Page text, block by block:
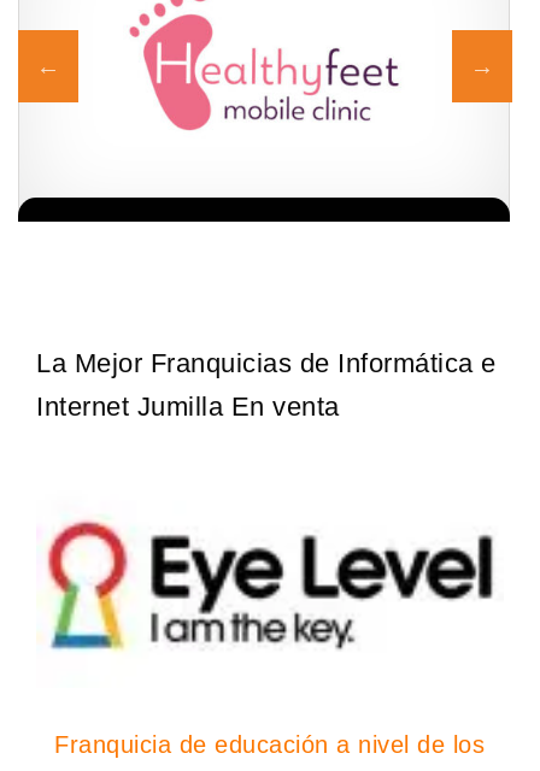
La Mejor Franquicias de Informática e
Internet Jumilla En venta
Franquicia de educación a nivel de los